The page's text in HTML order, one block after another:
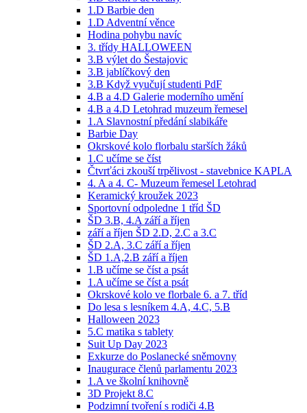
1.D Barbie den
1.D Adventní věnce
Hodina pohybu navíc
3. třídy HALLOWEEN
3.B výlet do Šestajovic
3.B jablíčkový den
3.B Když vyučují studenti PdF
4.B a 4.D Galerie moderního umění
4.B a 4.D Letohrad muzeum řemesel
1.A Slavnostní předání slabikáře
Barbie Day
Okrskové kolo florbalu starších žáků
1.C učíme se číst
Čtvrťáci zkouší trpělivost - stavebnice KAPLA
4. A a 4. C- Muzeum řemesel Letohrad
Keramický kroužek 2023
Sportovní odpoledne 1 tříd ŠD
ŠD 3.B, 4.A září a říjen
září a říjen ŠD 2.D, 2.C a 3.C
ŠD 2.A, 3.C září a říjen
ŠD 1.A,2.B září a říjen
1.B učíme se číst a psát
1.A učíme se číst a psát
Okrskové kolo ve florbale 6. a 7. tříd
Do lesa s lesníkem 4.A, 4.C, 5.B
Halloween 2023
5.C matika s tablety
Suit Up Day 2023
Exkurze do Poslanecké sněmovny
Inaugurace členů parlamentu 2023
1.A ve školní knihovně
3D Projekt 8.C
Podzimní tvoření s rodiči 4.B